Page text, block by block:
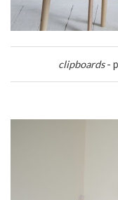
clipboards-